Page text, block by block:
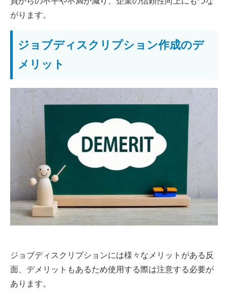
がります。
ジョブディスクリプション作成のデ
メリット
ジョブディスクリプションには様々なメリットがある反
面、デメリットもあるため使用する際は注意する必要が
あります。